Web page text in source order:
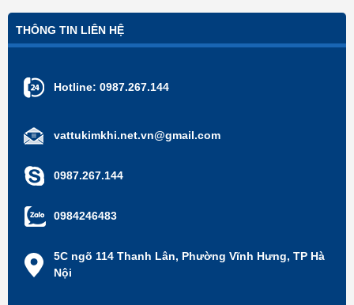
THÔNG TIN LIÊN HỆ
Hotline: 0987.267.144
vattukimkhi.net.vn@gmail.com
0987.267.144
0984246483
5C ngõ 114 Thanh Lân, Phường Vĩnh Hưng, TP Hà
Nội